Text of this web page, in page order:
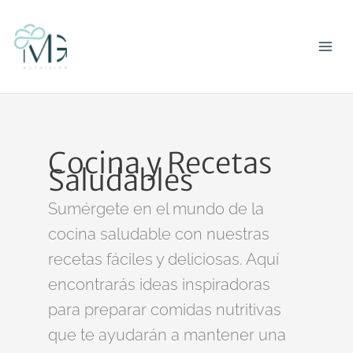
contenido
Cocina y Recetas
Saludables
Sumérgete en el mundo de la
cocina saludable con nuestras
recetas fáciles y deliciosas. Aquí
encontrarás ideas inspiradoras
para preparar comidas nutritivas
que te ayudarán a mantener una